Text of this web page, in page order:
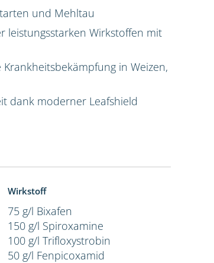
und Mehltau
leistungsstarken Wirkstoffen mit
in Weizen,
dank moderner Leafshield
Wirkstoff
75 g/l Bixafen
150 g/l Spiroxamine
100 g/l Trifloxystrobin
50 g/l Fenpicoxamid